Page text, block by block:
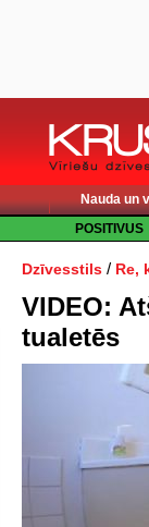
Nauda un
POSITIVUS
Dzīvesstils / Re,
VIDEO:
tualetēs